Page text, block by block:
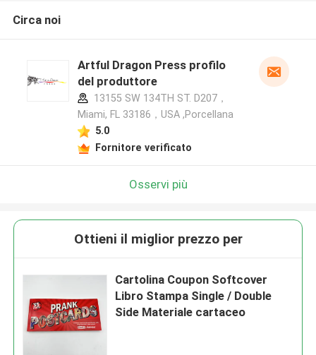
Circa noi
Artful Dragon Press profilo
del produttore
13155 SW 134TH ST. D207，
Miami, FL 33186，USA ,Porcellana
5.0
Fornitore verificato
Osservi più
Ottieni il miglior prezzo per
Cartolina Coupon Softcover
Libro Stampa Single / Double
Side Materiale cartaceo